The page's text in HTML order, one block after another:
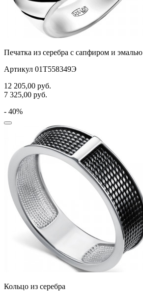
Печатка из серебра с сапфиром и эмалью
Артикул 01Т558349Э
12 205,00 руб.
7 325,00 руб.
- 40%
Кольцо из серебра